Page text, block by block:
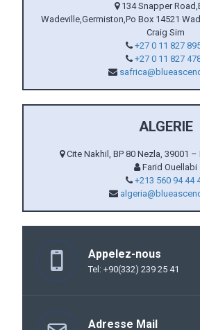
134 Snapper
Wadeville,Germiston,Po Box 14521
Craig Sim
+27 0 11 827
+27 0 11 827
ALGERIE
Cite Nakhil, BP 80 Nezla, 39001 –
Farid Ouellabi
+213 560 94 44
Appelez-nous
Tel: +90(332) 239 25 41
Adresse Mail